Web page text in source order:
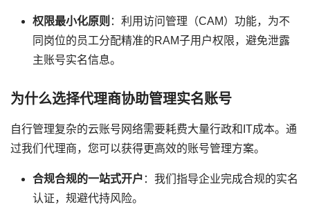
权限最小化原则 ：利用访问管理（CAM）功能，为不
同岗位的员工分配精准的RAM子用户权限，避免泄露
主账号实名信息。
为什么选择代理商协助管理实名账号
自行管理复杂的云账号网络需要耗费大量行政和IT成本。通
过我们代理商，您可以获得更高效的账号管理方案。
合规合规的一站式开户 ：我们指导企业完成合规的实名
认证，规避代持风险。